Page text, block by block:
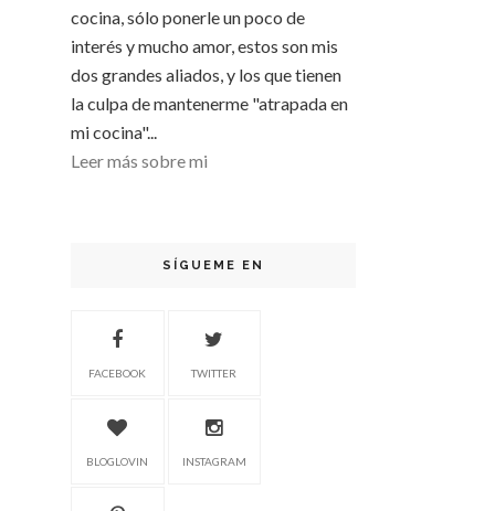
cocina, sólo ponerle un poco de
interés y mucho amor, estos son mis
dos grandes aliados, y los que tienen
la culpa de mantenerme "atrapada en
mi cocina"...
Leer más sobre mi
SÍGUEME EN
FACEBOOK TWITTER
BLOGLOVIN INSTAGRAM